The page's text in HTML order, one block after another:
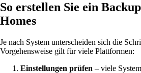
So erstellen Sie ein
Homes
Je nach System unterscheiden sich die
Vorgehensweise gilt für viele Plattformen:
Einstellungen prüfen – viele